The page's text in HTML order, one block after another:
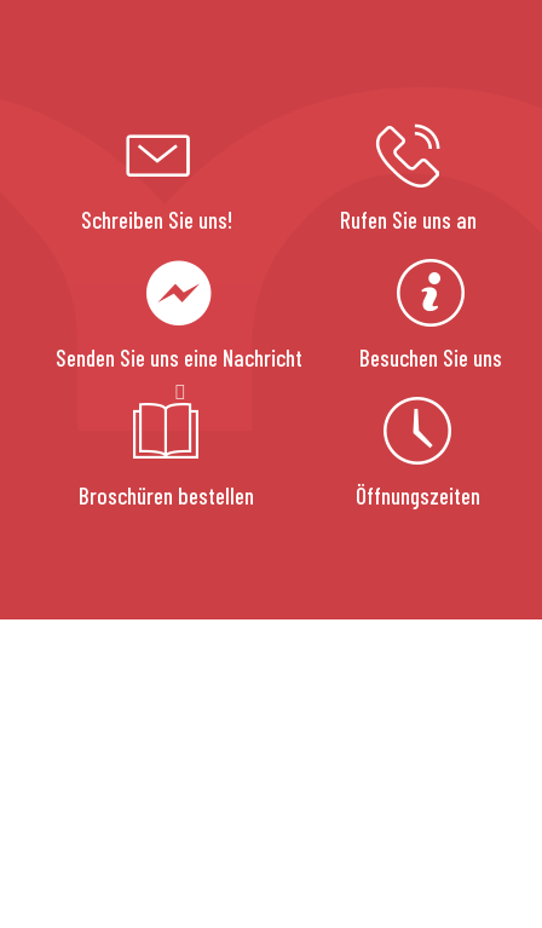
Schreiben Sie uns! Rufen Sie uns an
Senden Sie uns eine Nachricht Besuchen Sie uns
Broschüren bestellen Öffnungszeiten